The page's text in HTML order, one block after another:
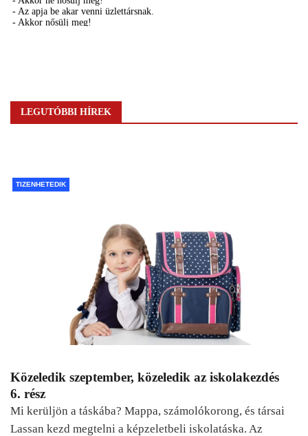
LEGUTÓBBI HÍREK
TIZENHETEDIK
Közeledik szeptember, közeledik az iskolakezdés
6. rész
Mi kerüljön a táskába? Mappa, számolókorong, és társai
Lassan kezd megtelni a képzeletbeli iskolatáska. Az